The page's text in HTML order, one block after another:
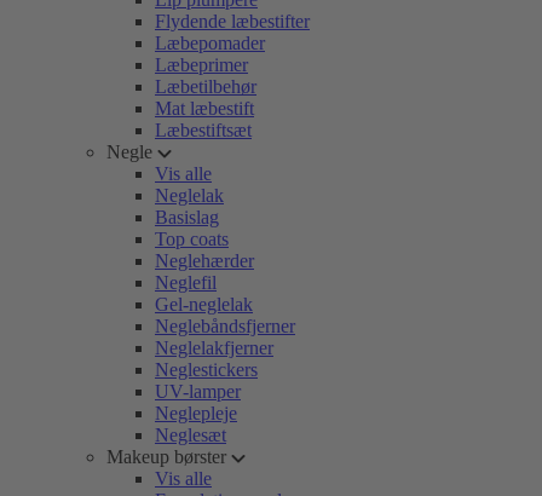
Flydende læbestifter
Læbepomader
Læbeprimer
Læbetilbehør
Mat læbestift
Læbestiftsæt
Negle
Vis alle
Neglelak
Basislag
Top coats
Neglehærder
Neglefil
Gel-neglelak
Neglebåndsfjerner
Neglelakfjerner
Neglestickers
UV-lamper
Neglepleje
Neglesæt
Makeup børster
Vis alle